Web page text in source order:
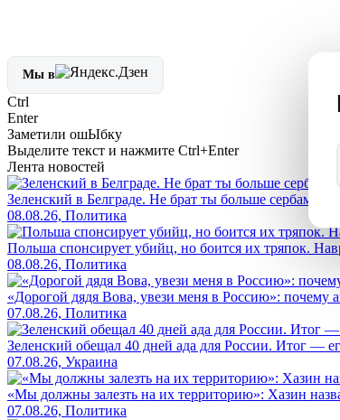
Мы в
Ctrl
Enter
Заметили ошЫбку
Выделите текст и нажмите Ctrl+Enter
Лента новостей
Зеленский в Белграде. Не брат ты больше сербам:
08.08.26, Политика
Польша спонсирует убийц, но боится их тряпок.
08.08.26, Политика
«Дорогой дядя Вова, увези меня в Россию»: почему
07.08.26, Политика
Зеленский обещал 40 дней ада для России. Итог —
07.08.26, Украина
«Мы должны залезть на их территорию»: Хазин
07.08.26, Политика